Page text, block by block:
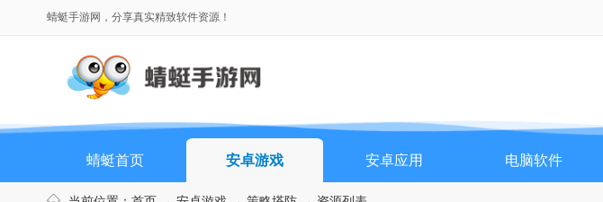
蜻蜓手游网，分享真实精致软件资源！
蜻蜓首页 安卓游戏 安卓应用 电脑软件